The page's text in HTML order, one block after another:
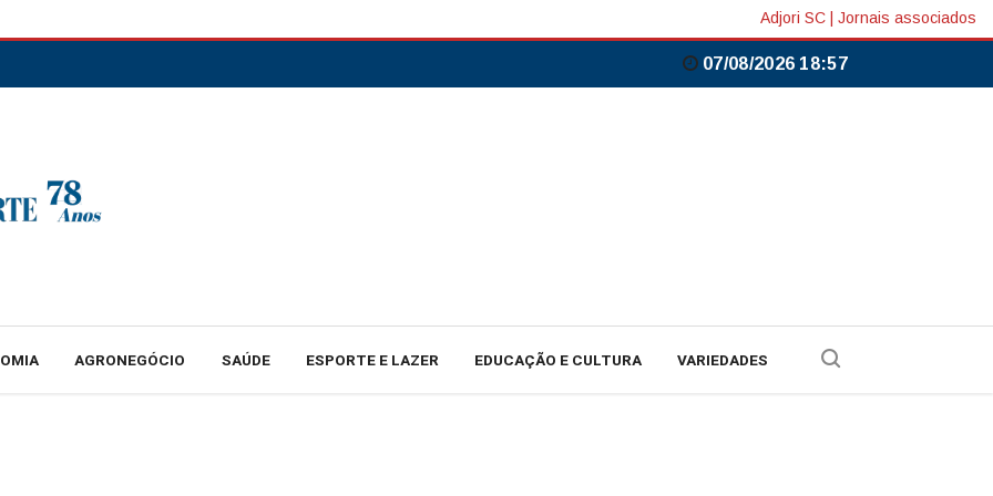
Adjori SC Jornais associados
07/08/2026 18:57
AGRONEGÓCIO SAÚDE ESPORTE E LAZER EDUCAÇÃO E CULTURA VARIEDADES